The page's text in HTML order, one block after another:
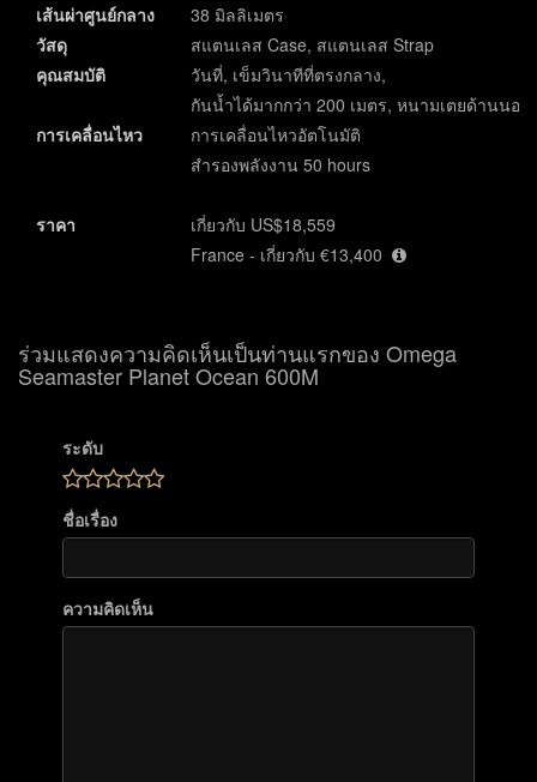
เส้นผ่าศูนย์กลาง
38 มิลลิเมตร
วัสดุ
สแตนเลส Case, สแตนเลส Strap
คุณสมบัติ
วันที่, เข็มวินาทีที่ตรงกลาง,
กันน้ำได้มากกว่า 200 เมตร, หนามเตยด้านนอก
การเคลื่อนไหว
การเคลื่อนไหวอัตโนมัติ
สำรองพลังงาน 50 hours
ราคา
เกี่ยวกับ US$18,559
France - เกี่ยวกับ €13,400
ร่วมแสดงความคิดเห็นเป็นท่านแรกของ Omega
Seamaster Planet Ocean 600M
ระดับ
ชื่อเรื่อง
ความคิดเห็น